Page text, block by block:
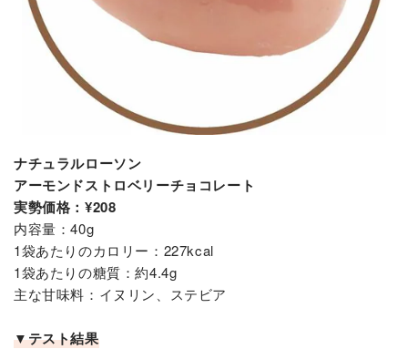
ナチュラルローソン
アーモンドストロベリーチョコレート
実勢価格：¥208
内容量：40g
1袋あたりのカロリー：227kcal
1袋あたりの糖質：約4.4g
主な甘味料：イヌリン、ステビア
▼テスト結果